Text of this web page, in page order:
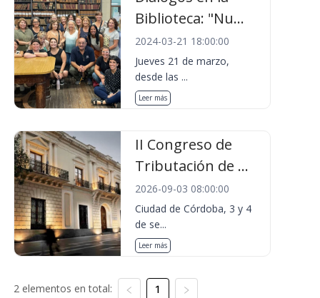
Biblioteca: "Nu...
2024-03-21 18:00:00
Jueves 21 de marzo,
desde las ...
Leer más
II Congreso de
Tributación de ...
2026-09-03 08:00:00
Ciudad de Córdoba, 3 y 4
de se...
Leer más
2 elementos en total: 1